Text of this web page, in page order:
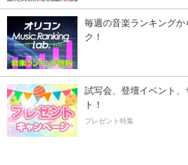
毎週の音楽ランキング
ク！
試写会、登壇イベント
ト！
プレゼント特集